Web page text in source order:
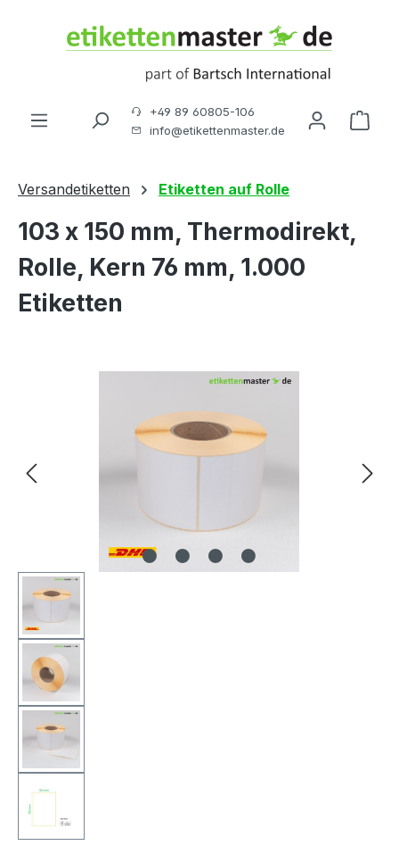
Zum Hauptinhalt springen
+49 89 60805-106
info@etikettenmaster.de
Versandetiketten Etiketten auf Rolle
103 x 150 mm, Thermodirekt,
Rolle, Kern 76 mm, 1.000
Etiketten